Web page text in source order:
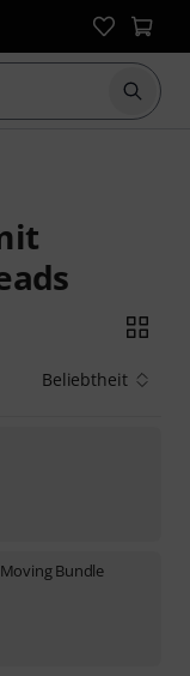
Suche
Beliebtheit
Bundle